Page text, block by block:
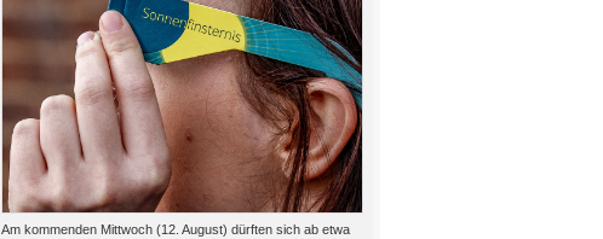
Am kommenden Mittwoch (12. August) dürften sich ab etwa